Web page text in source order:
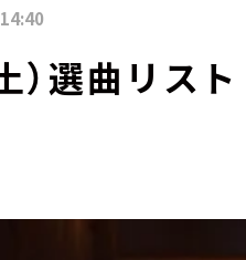
14:40
）選曲リスト